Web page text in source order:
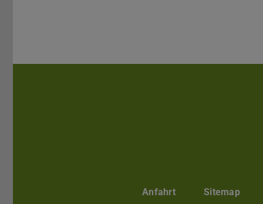
Anfahrt Sitemap